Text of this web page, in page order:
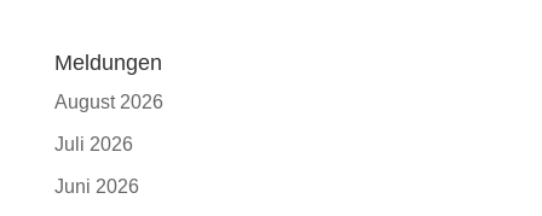
Meldungen
August 2026
Juli 2026
Juni 2026